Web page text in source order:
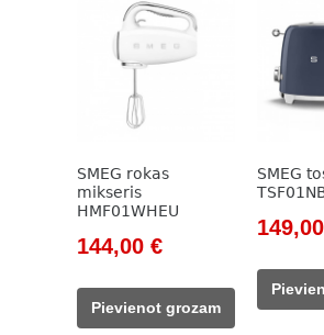
SMEG rokas
mikseris
HMF01WHEU
Original
was:
165,00 €.
144,00 €Current
144,00 €.
Pievienot grozam
SMEG
Original
was:
171,00 €.
149,00